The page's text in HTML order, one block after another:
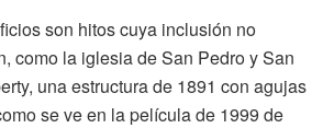
son hitos cuya inclusión no
como la iglesia de San Pedro y San
una estructura de 1891 con agujas
se ve en la película de 1999 de